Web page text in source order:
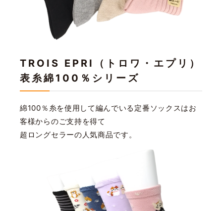
TROIS EPRI（トロワ・エプリ）
表糸綿100％シリーズ
綿100％糸を使用して編んでいる定番ソックスはお
客様からのご支持を得て
超ロングセラーの人気商品です。